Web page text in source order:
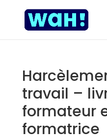
travail –
formateur
formatrice